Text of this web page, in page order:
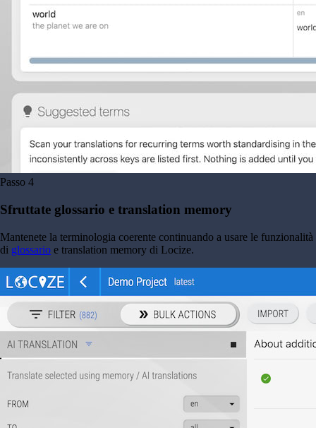
Passo 4
Sfruttate glossario e translation memory
Mantenete la terminologia coerente continuando a usare le funzionalità
di glossario e translation memory di Locize.